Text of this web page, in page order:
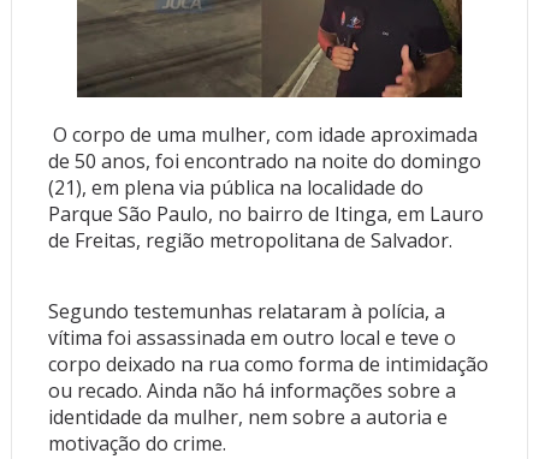
O corpo de uma mulher, com idade aproximada
de 50 anos, foi encontrado na noite do domingo
(21), em plena via pública na localidade do
Parque São Paulo, no bairro de Itinga, em Lauro
de Freitas, região metropolitana de Salvador.
Segundo testemunhas relataram à polícia, a
vítima foi assassinada em outro local e teve o
corpo deixado na rua como forma de intimidação
ou recado. Ainda não há informações sobre a
identidade da mulher, nem sobre a autoria e
motivação do crime.